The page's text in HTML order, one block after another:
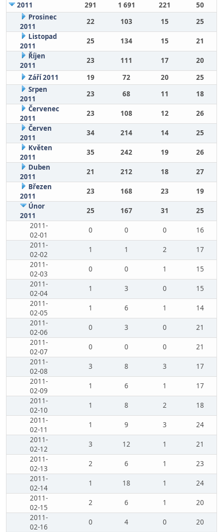
2011
291 1 691 221
50
Prosinec
2011
22 103 15
25
Listopad
2011
25 134 15
21
Říjen
2011
23 111 17
20
Září 2011
19 72 20
25
Srpen
2011
23 68 11
18
Červenec
2011
23 108 12
26
Červen
2011
34 214 14
25
Květen
2011
35 242 19
26
Duben
2011
21 212 18
27
Březen
2011
23 168 23
19
Únor
2011
25 167 31
25
2011-
02-01
0 0 0
16
2011-
02-02
1 1 2
17
2011-
02-03
0 0 1
15
2011-
02-04
1 3 0
15
2011-
02-05
1 6 1
14
2011-
02-06
0 3 0
21
2011-
02-07
0 0 0
21
2011-
02-08
3 8 3
17
2011-
02-09
1 6 1
17
2011-
02-10
1 8 2
18
2011-
02-11
1 9 3
24
2011-
02-12
3 12 1
21
2011-
02-13
2 6 1
23
2011-
02-14
1 18 1
24
2011-
02-15
2 6 1
20
2011-
02-16
0 4 0
20